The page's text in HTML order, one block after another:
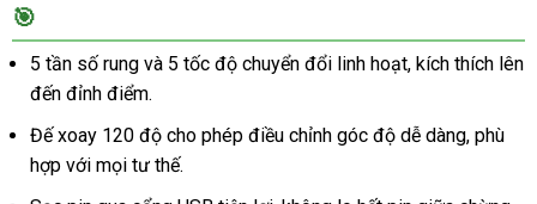
🎯
5 tần số rung và 5 tốc độ chuyển đổi linh hoạt, kích thích lên
đến đỉnh điểm.
Đế xoay 120 độ cho phép điều chỉnh góc độ dễ dàng, phù
hợp với mọi tư thế.